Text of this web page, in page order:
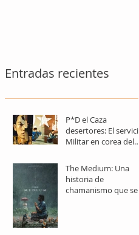
Entradas recientes
P*D el Caza
desertores: El servicio
Militar en corea del
obligatorio
The Medium: Una
historia de
chamanismo que se